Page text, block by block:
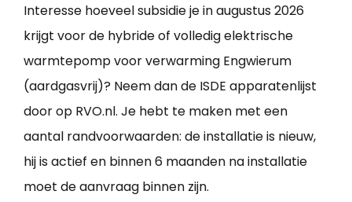
Interesse hoeveel subsidie je in augustus 2026
krijgt voor de hybride of volledig elektrische
warmtepomp voor verwarming Engwierum
(aardgasvrij)? Neem dan de ISDE apparatenlijst
door op RVO.nl. Je hebt te maken met een
aantal randvoorwaarden: de installatie is nieuw,
hij is actief en binnen 6 maanden na installatie
moet de aanvraag binnen zijn.